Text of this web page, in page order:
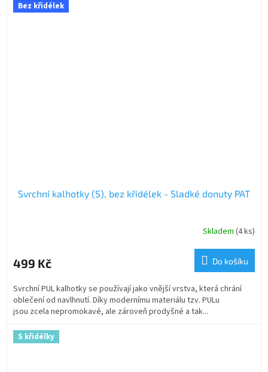
Bez křidélek
Svrchní kalhotky (S), bez křidélek - Sladké donuty PAT
Skladem (4 ks)
499 Kč Do košíku
Svrchní PUL kalhotky se používají jako vnější vrstva, která chrání
oblečení od navlhnutí. Díky modernímu materiálu tzv. PULu
jsou zcela nepromokavé, ale zároveň prodyšné a tak...
S křidélky